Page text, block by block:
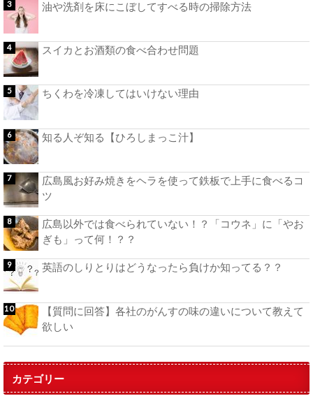
油や洗剤を床にこぼしてすべる時の掃除方法
スイカとお酒類の食べ合わせ問題
ちくわを冷凍してはいけない理由
知る人ぞ知る【ひろしまっこ汁】
広島風お好み焼きをヘラを使って鉄板で上手に食べるコ
ツ
広島以外では食べられていない！？「コウネ」に「やお
ぎも」って何！？？
英語のしりとりはどうなったら負けか知ってる？？
【質問に回答】各社のがんすの味の違いについて教えて
欲しい
カテゴリー